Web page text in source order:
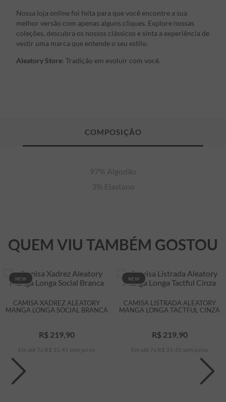
Nossa loja online foi feita para que você encontre a sua
melhor versão com apenas alguns cliques. Explore nossas
coleções, descubra os nossos clássicos e sinta a experiência de
vestir uma marca que entende o seu estilo.
Aleatory Store: Tradição em evoluir com você.
97% Algodão
3% Elastano
QUEM VIU TAMBÉM GOSTOU
NEW
CAMISA XADREZ ALEATORY
MANGA LONGA SOCIAL BRANCA
R$ 219,90
Em até 7 x R$ 31 41 sem juros
NEW
CAMISA LISTRADA ALEATORY
MANGA LONGA TACTFUL CINZA
R$ 219,90
Em até 7 x R$ 31 41 sem juros